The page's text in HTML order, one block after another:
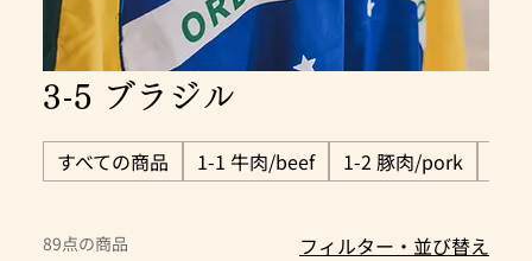
3-5 ブラジル
すべての商品 1-1 牛肉/beef 1-2 豚肉/pork
89点の商品 フィルター・並び替え